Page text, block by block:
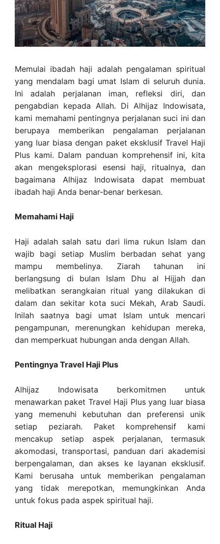
Memulai ibadah haji adalah pengalaman spiritual
yang mendalam bagi umat Islam di seluruh dunia.
Ini adalah perjalanan iman, refleksi diri, dan
pengabdian kepada Allah. Di Alhijaz Indowisata,
kami memahami pentingnya perjalanan suci ini dan
berupaya memberikan pengalaman perjalanan
yang luar biasa dengan paket eksklusif Travel Haji
Plus kami. Dalam panduan komprehensif ini, kita
akan mengeksplorasi esensi haji, ritualnya, dan
bagaimana Alhijaz Indowisata dapat membuat
ibadah haji Anda benar-benar berkesan.
Memahami Haji
Haji adalah salah satu dari lima rukun Islam dan
wajib bagi setiap Muslim berbadan sehat yang
mampu membelinya. Ziarah tahunan ini
berlangsung di bulan Islam Dhu al Hijjah dan
melibatkan serangkaian ritual yang dilakukan di
dalam dan sekitar kota suci Mekah, Arab Saudi.
Inilah saatnya bagi umat Islam untuk mencari
pengampunan, merenungkan kehidupan mereka,
dan memperkuat hubungan anda dengan Allah.
Pentingnya Travel Haji Plus
Alhijaz Indowisata berkomitmen untuk
menawarkan paket Travel Haji Plus yang luar biasa
yang memenuhi kebutuhan dan preferensi unik
setiap peziarah. Paket komprehensif kami
mencakup setiap aspek perjalanan, termasuk
akomodasi, transportasi, panduan dari akademisi
berpengalaman, dan akses ke layanan eksklusif.
Kami berusaha untuk memberikan pengalaman
yang tidak merepotkan, memungkinkan Anda
untuk fokus pada aspek spiritual haji.
Ritual Haji